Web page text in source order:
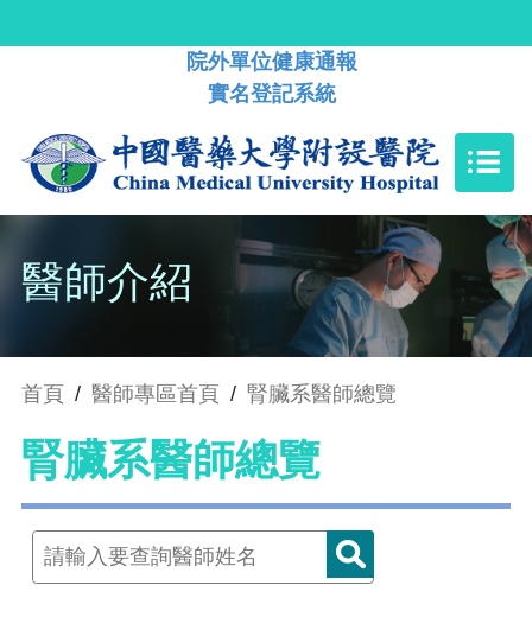
院外單位健康通報
實名登記系統
醫師介紹
首頁 / 醫師專區首頁 / 腎臟系醫師總覽
腎臟系醫師總覽